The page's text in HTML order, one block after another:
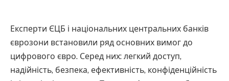
Експерти ЄЦБ і національних центральних банків
єврозони встановили ряд основних вимог до
цифрового євро. Серед них: легкий доступ,
надійність, безпека, ефективність, конфіденційність